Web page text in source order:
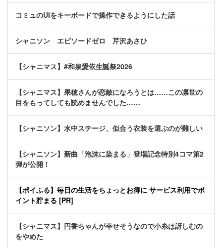
コミュのUIをキーボードで操作できるようにした話
シャニソン エピソードゼロ 芹沢あさひ
【シャニマス】#和泉愛依生誕祭2026
【シャニマス】果穂さんが恋敵になろうとは……この凛世の
目をもってしても読めませんでした……
【シャニソン】水中ステージ、似合う衣装を選ぶのが難しい
【シャニソン】新曲「泡沫に染まる」登場記念特別4コマ第2
弾が公開！
【ポイふる】毎日の生活をちょっとお得に サービス利用でポ
イント貯まる [PR]
【シャニマス】円香ちゃんが幸せそうなので小糸は訝しむの
をやめた